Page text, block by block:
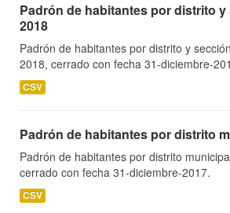
Padrón de habitantes por distrito
2018
Padrón de habitantes por distrito y
2018, cerrado con fecha 31-diciembre-
CSV
Padrón de habitantes por distrito
Padrón de habitantes por distrito
cerrado con fecha 31-diciembre-2017.
CSV